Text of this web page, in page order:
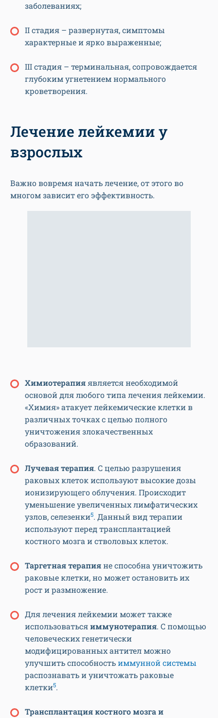
заболеваниях;
II стадия – развернутая, симптомы
характерные и ярко выраженные;
III стадия – терминальная, сопровождается
глубоким угнетением нормального
кроветворения.
Лечение лейкемии у
взрослых
Важно вовремя начать лечение, от этого во
многом зависит его эффективность.
Химиотерапияявляется необходимой
основой для любого типа лечения лейкемии.
«Химия» атакует лейкемические клетки в
различных точках с целью полного
уничтожения злокачественных
образований.
Лучевая терапия. С целью разрушения
раковых клеток используют высокие дозы
ионизирующего облучения. Происходит
уменьшение увеличенных лимфатических
узлов, селезенки5. Данный вид терапии
используют перед трансплантацией
костного мозга и стволовых клеток.
Таргетная терапияне способна уничтожить
раковые клетки, но может остановить их
рост и размножение.
Для лечения лейкемии может также
использоватьсяиммунотерапия. С помощью
человеческих генетически
модифицированных антител можно
улучшить способностьиммунной системы
распознавать и уничтожать раковые
клетки5.
Трансплантация костного мозга и